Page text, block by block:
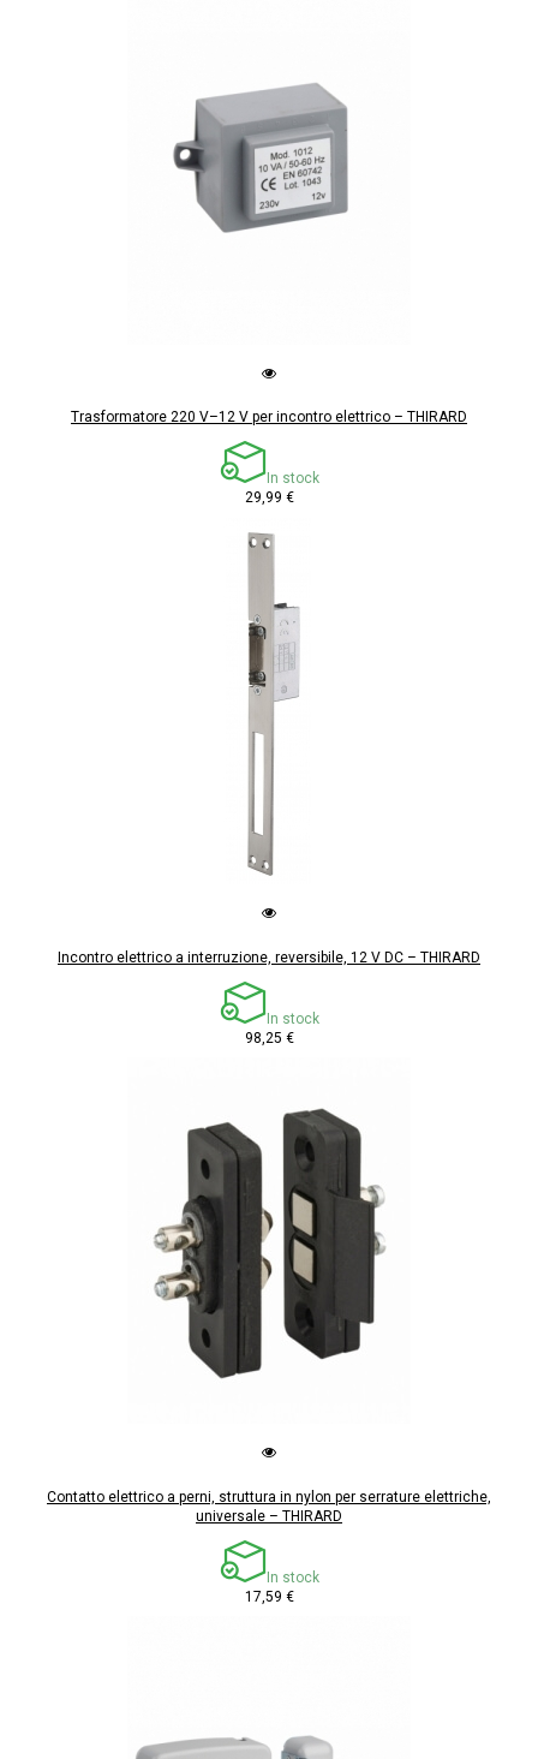
Trasformatore 220 V–12 V per incontro elettrico – THIRARD
In stock
29,99 €
Incontro elettrico a interruzione, reversibile, 12 V DC – THIRARD
In stock
98,25 €
Contatto elettrico a perni, struttura in nylon per serrature elettriche,
universale – THIRARD
In stock
17,59 €